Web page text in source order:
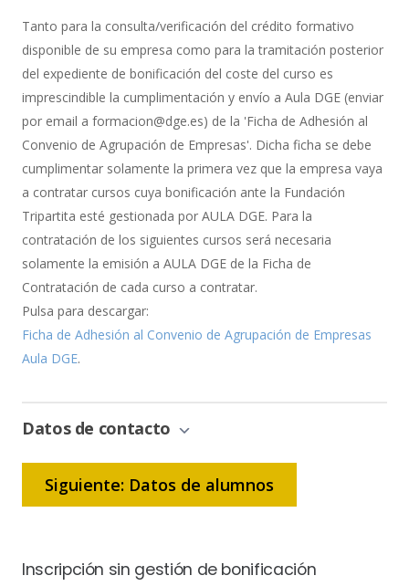
de
Bonificación
Tanto para la consulta/verificación del crédito formativo
disponible de su empresa como para la tramitación posterior
del expediente de bonificación del coste del curso es
imprescindible la cumplimentación y envío a Aula DGE (enviar
por email a formacion@dge.es) de la 'Ficha de Adhesión al
Convenio de Agrupación de Empresas'. Dicha ficha se debe
cumplimentar solamente la primera vez que la empresa vaya
a contratar cursos cuya bonificación ante la Fundación
Tripartita esté gestionada por AULA DGE. Para la
contratación de los siguientes cursos será necesaria
solamente la emisión a AULA DGE de la Ficha de
Contratación de cada curso a contratar.
Pulsa para descargar:
Ficha de Adhesión al Convenio de Agrupación de Empresas
Aula DGE.
Datos de contacto
Siguiente: Datos de alumnos
Inscripción sin gestión de bonificación